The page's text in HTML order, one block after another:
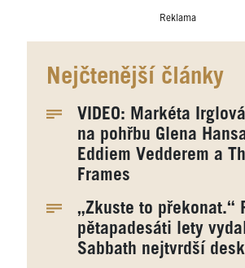
Reklama
Nejčtenější články
VIDEO: Markéta
na pohřbu Glena
Eddiem Vedderem a
Frames
„Zkuste to překonat.“
pětapadesáti lety
Sabbath nejtvrdší